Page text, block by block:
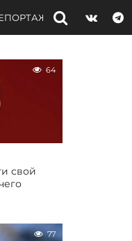
ИНТЕРВЬЮ
64
свой
77